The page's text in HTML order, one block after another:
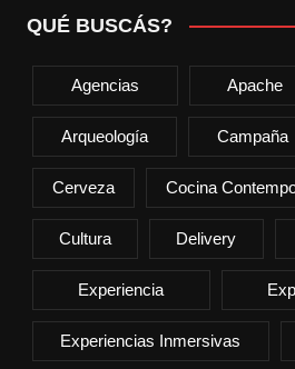
QUÉ BUSCÁS?
Agencias Apache
Arqueología Campaña
Cerveza Cocina
Cultura Delivery
Experiencia
Experiencias Inmersivas